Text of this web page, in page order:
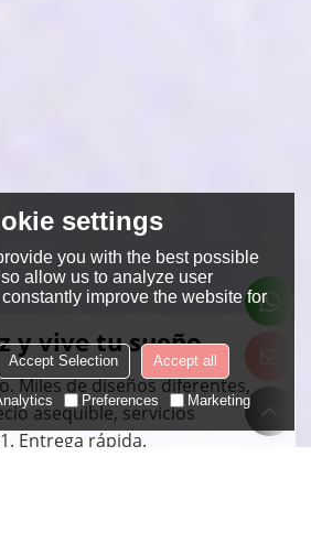
y vive tu sueño
Miles de diseños diferentes,
asequible, servicios
Entrega rápida.
settings
you with the best possible
allow us to analyze user
improve the website for
Accept Selection Accept all
Preferences Marketing